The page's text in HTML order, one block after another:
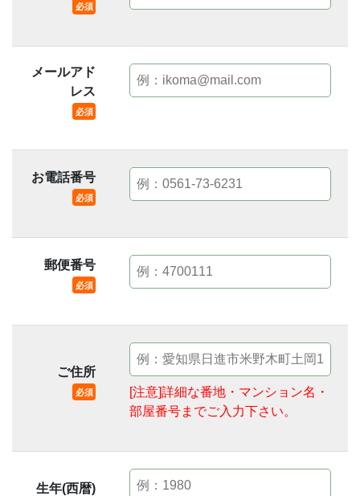
必須
メールアド
レス
必須
お電話番号
必須
郵便番号
必須
ご住所
必須
[注意]詳細な番地・マンション名・
部屋番号までご入力下さい。
生年(西暦)